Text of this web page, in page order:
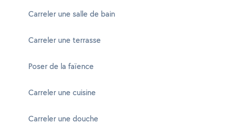
Carreler une salle de bain
Carreler une terrasse
Poser de la faïence
Carreler une cuisine
Carreler une douche